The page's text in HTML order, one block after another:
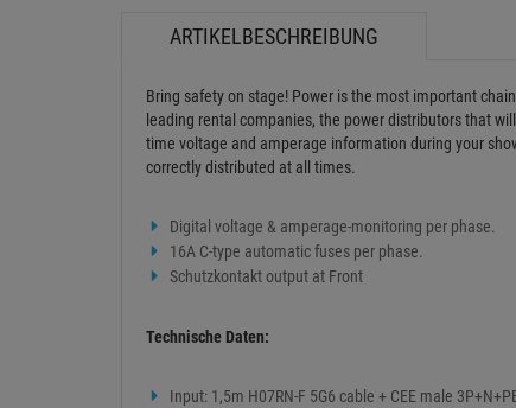
ARTIKELBESCHREIBUNG
Bring safety on stage! Power is the most important
leading rental companies, the power distributors that
time voltage and amperage information during your
correctly distributed at all times.
Digital voltage & amperage-monitoring per phase.
16A C-type automatic fuses per phase.
Schutzkontakt output at Front
Technische Daten:
Input: 1,5m H07RN-F 5G6 cable + CEE male